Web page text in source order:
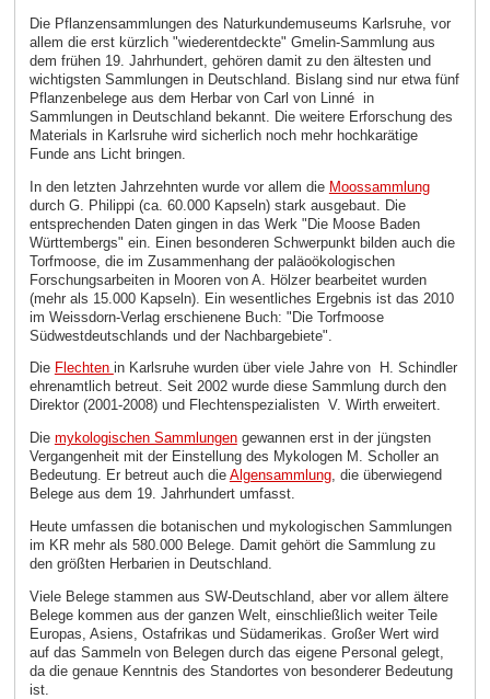
Die Pflanzensammlungen des Naturkundemuseums Karlsruhe, vor
allem die erst kürzlich "wiederentdeckte" Gmelin-Sammlung aus
dem frühen 19. Jahrhundert, gehören damit zu den ältesten und
wichtigsten Sammlungen in Deutschland. Bislang sind nur etwa fünf
Pflanzenbelege aus dem Herbar von Carl von Linné in
Sammlungen in Deutschland bekannt. Die weitere Erforschung des
Materials in Karlsruhe wird sicherlich noch mehr hochkarätige
Funde ans Licht bringen.
In den letzten Jahrzehnten wurde vor allem die Moossammlung
durch G. Philippi (ca. 60.000 Kapseln) stark ausgebaut. Die
entsprechenden Daten gingen in das Werk "Die Moose Baden
Württembergs" ein. Einen besonderen Schwerpunkt bilden auch die
Torfmoose, die im Zusammenhang der paläoökologischen
Forschungsarbeiten in Mooren von A. Hölzer bearbeitet wurden
(mehr als 15.000 Kapseln). Ein wesentliches Ergebnis ist das 2010
im Weissdorn-Verlag erschienene Buch: "Die Torfmoose
Südwestdeutschlands und der Nachbargebiete".
Die Flechten in Karlsruhe wurden über viele Jahre von
H. Schindler
ehrenamtlich betreut. Seit 2002 wurde diese Sammlung durch den
Direktor (2001-2008) und Flechtenspezialisten V. Wirth erweitert.
Die mykologischen Sammlungengewannen erst in der jüngsten
Vergangenheit mit der Einstellung des Mykologen M. Scholler an
Bedeutung. Er betreut auch die Algensammlung, die überwiegend
Belege aus dem 19. Jahrhundert umfasst.
Heute umfassen die botanischen und mykologischen Sammlungen
im KR mehr als 580.000 Belege. Damit gehört die Sammlung zu
den größten Herbarien in Deutschland.
Viele Belege stammen aus SW-Deutschland, aber vor allem ältere
Belege kommen aus der ganzen Welt, einschließlich weiter Teile
Europas, Asiens, Ostafrikas und Südamerikas. Großer Wert wird
auf das Sammeln von Belegen durch das eigene Personal gelegt,
da die genaue Kenntnis des Standortes von besonderer Bedeutung
ist.